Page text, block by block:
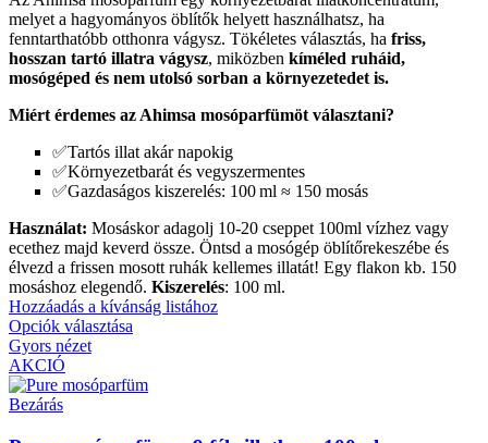
melyet a hagyományos öblítők helyett használhatsz, ha
fenntarthatóbb otthonra vágysz. Tökéletes választás, ha friss,
hosszan tartó illatra vágysz, miközben kíméled ruháid,
mosógéped és nem utolsó sorban a környezetedet is.
Miért érdemes az Ahimsa mosóparfümöt választani?
✅Tartós illat akár napokig
✅Környezetbarát és vegyszermentes
✅Gazdaságos kiszerelés: 100 ml ≈ 150 mosás
Használat: Mosáskor adagolj 10-20 cseppet 100ml vízhez vagy
ecethez majd keverd össze. Öntsd a mosógép öblítőrekeszébe és
élvezd a frissen mosott ruhák kellemes illatát! Egy flakon kb. 150
mosáshoz elegendő. Kiszerelés: 100 ml.
Hozzáadás a kívánság listához
Opciók választása
Gyors nézet
AKCIÓ
Bezárás